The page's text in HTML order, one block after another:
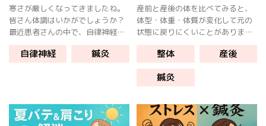
寒さが厳しくなってきましたね。
皆さん体調はいかがでしょうか？
最近患者さんの中で、自律神経を
崩されている方を多くみます。 実
は、季節の変わり目は要注意！自
自律神経 鍼灸
産前と産後の体を比べてみると、
体型・体重・体質が変化して元の
状態に戻りにくいことがありま
す。 産後は思っている以上に体へ
のダメージは大きいものです。 誰
にでも回復する力が備わっていま
すが、育児や家事で負担により疲
整体
産後
鍼灸